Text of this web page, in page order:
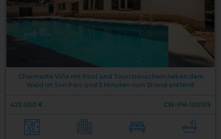
Charmante Villa mit Pool und Touristenschein neben dem
Wald im Son Parc und 5 Minuten vom Strand entfernt
425.000 € CW-PM-100519